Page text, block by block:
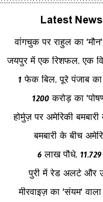
Latest News